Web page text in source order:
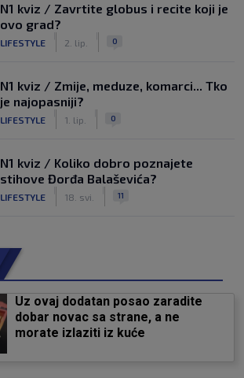
N1 kviz / Zavrtite globus i recite koji je
ovo grad?
LIFESTYLE 2. lip. 0
N1 kviz / Zmije, meduze, komarci... Tko
je najopasniji?
LIFESTYLE 1. lip. 0
N1 kviz / Koliko dobro poznajete
stihove Đorđa Balaševića?
LIFESTYLE 18. svi. 11
Uz ovaj dodatan posao zaradite
dobar novac sa strane, a ne
morate izlaziti iz kuće